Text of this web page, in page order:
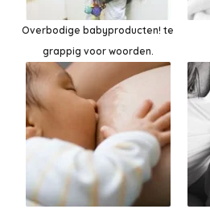
Overbodige babyproducten! te
grappig voor woorden.